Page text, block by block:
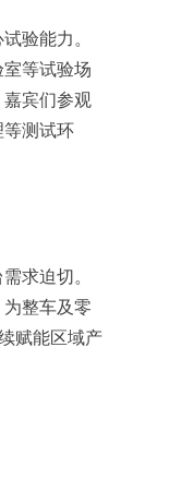
验能力。
等试验场
宾们参观
等测试环
求迫切。
整车及零
赋能区域产